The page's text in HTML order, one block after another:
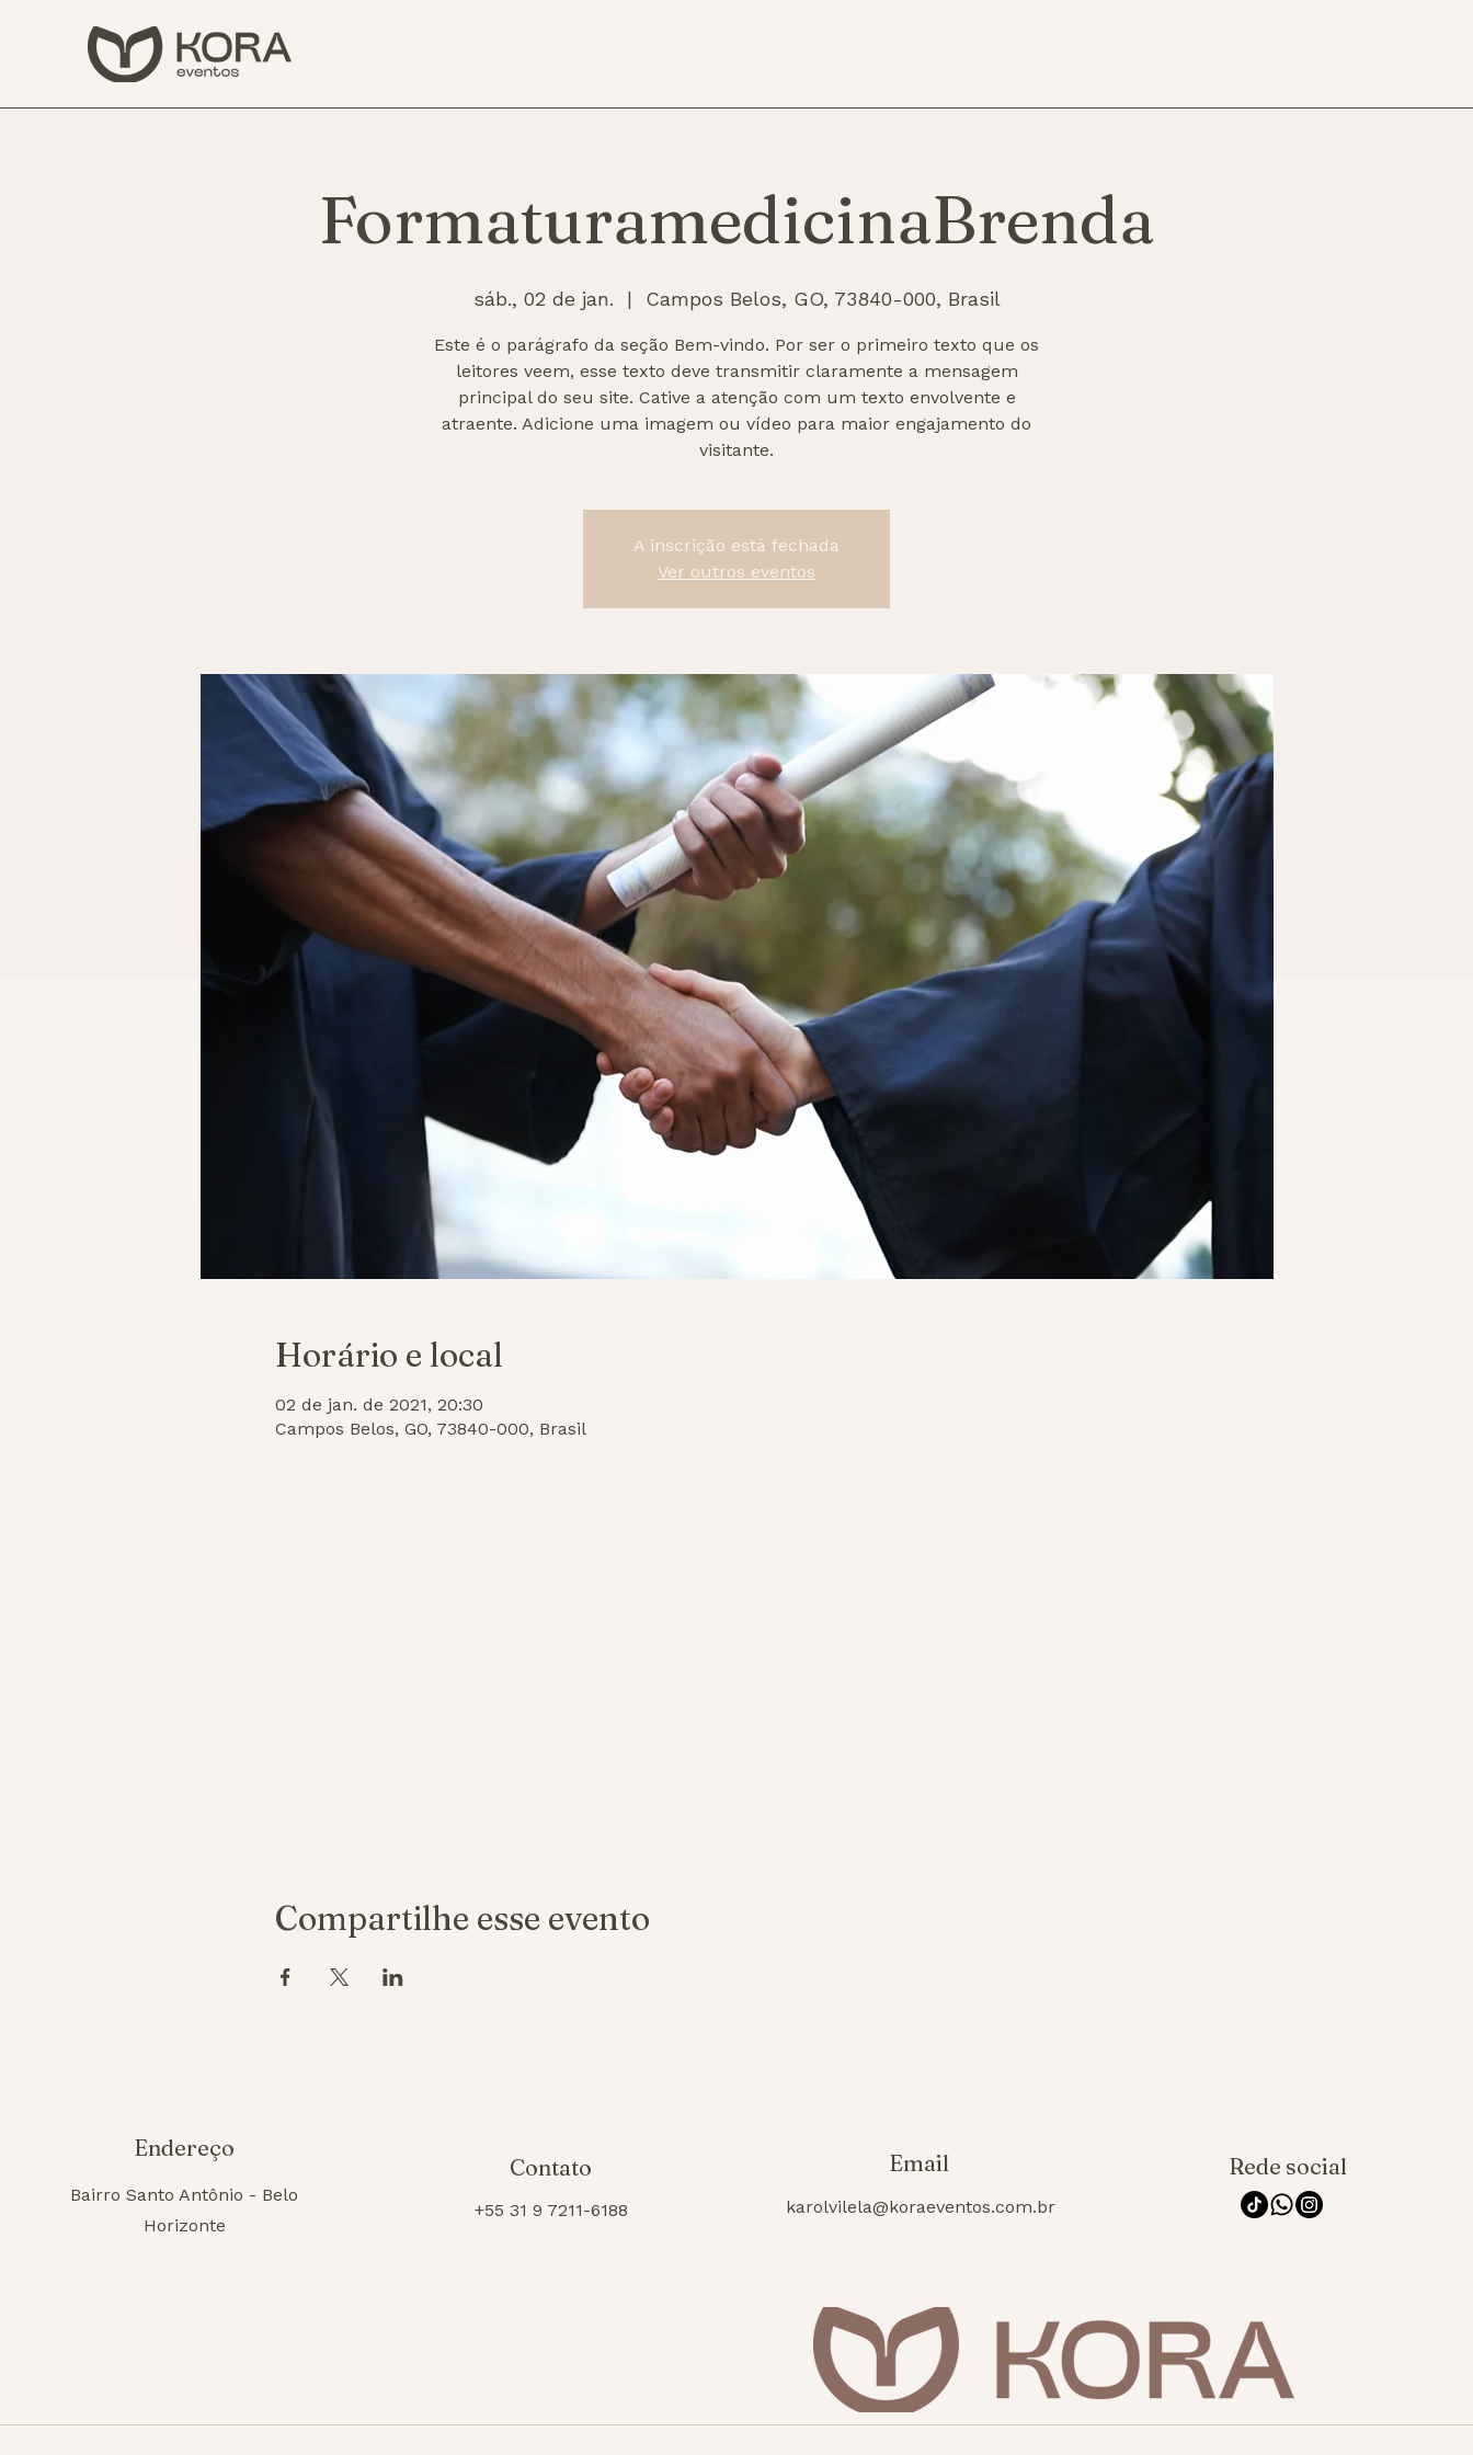
FormaturamedicinaBrenda
sáb., 02 de jan.
  |
Campos Belos, GO, 73840-000, Brasil
Este é o parágrafo da seção Bem-vindo. Por ser o primeiro texto que os
leitores veem, esse texto deve transmitir claramente a mensagem
principal do seu site. Cative a atenção com um texto envolvente e
atraente. Adicione uma imagem ou vídeo para maior engajamento do
visitante.
A inscrição está fechada
Ver outros eventos
Horário e local
02 de jan. de 2021, 20:30
Campos Belos, GO, 73840-000, Brasil
Compartilhe esse evento
Endereço
Bairro Santo Antônio - Belo
Horizonte
Contato
+55 31 9 7211-6188
Email
karolvilela@koraeventos.com.br
Rede social